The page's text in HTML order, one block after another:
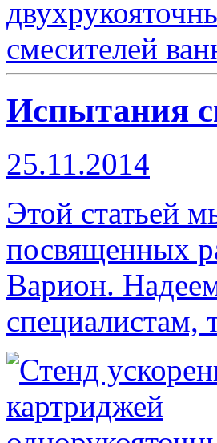
Испытания
25.11.2014
Этой статьей
посвященных
Варион.
специалистам,